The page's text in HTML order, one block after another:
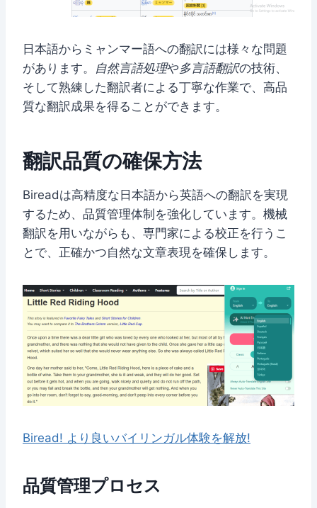
日本語からミャンマー語への翻訳には様々な問題
があります。 自然言語処理や多言語翻訳の技術、
そして熟練した翻訳者による丁寧な作業で、高品
質な翻訳成果を得ることができます。
翻訳品質の確保方法
Bireadは高精度な日本語から英語への翻訳を実現
するため、品質管理体制を強化しています。機械
翻訳を用いながらも、専門家による校正を行うこ
とで、正確かつ自然な文章表現を確保します。
Biread! より良いバイリンガル体験を解放!
品質管理プロセス